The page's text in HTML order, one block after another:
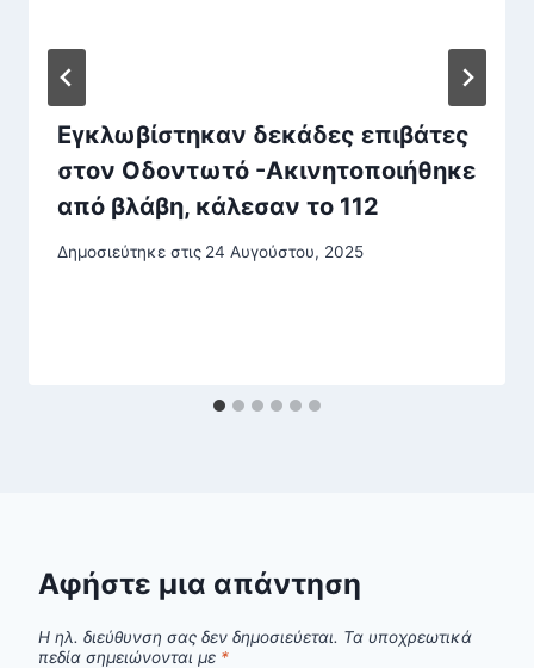
Εγκλωβίστηκαν δεκάδες επιβάτες
στον Οδοντωτό -Ακινητοποιήθηκε
από βλάβη, κάλεσαν το 112
Δημοσιεύτηκε στις 24 Αυγούστου, 2025
Αφήστε μια απάντηση
Η ηλ. διεύθυνση σας δεν δημοσιεύεται. Τα υποχρεωτικά
πεδία σημειώνονται με *